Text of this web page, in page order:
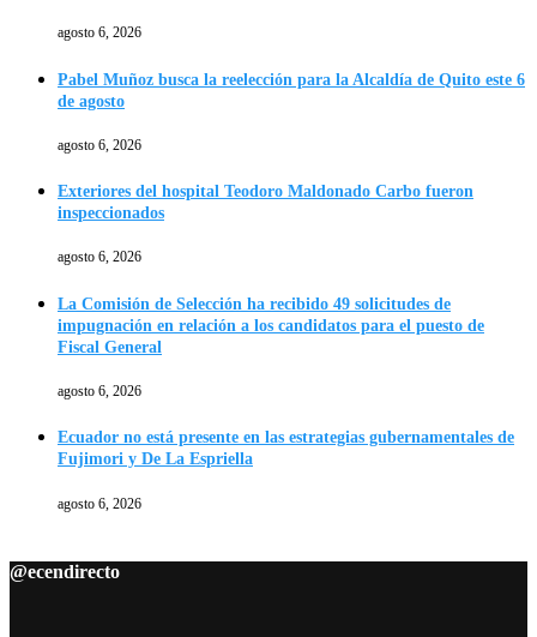
agosto 6, 2026
Pabel Muñoz busca la reelección para la Alcaldía de Quito este 6
de agosto
agosto 6, 2026
Exteriores del hospital Teodoro Maldonado Carbo fueron
inspeccionados
agosto 6, 2026
La Comisión de Selección ha recibido 49 solicitudes de
impugnación en relación a los candidatos para el puesto de
Fiscal General
agosto 6, 2026
Ecuador no está presente en las estrategias gubernamentales de
Fujimori y De La Espriella
agosto 6, 2026
@ecendirecto